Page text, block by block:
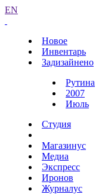
EN
Новое
Инвентарь
Задизайнено
Рутина
2007
Июль
Студия
Магазинус
Медиа
Экспресс
Иронов
Журналус